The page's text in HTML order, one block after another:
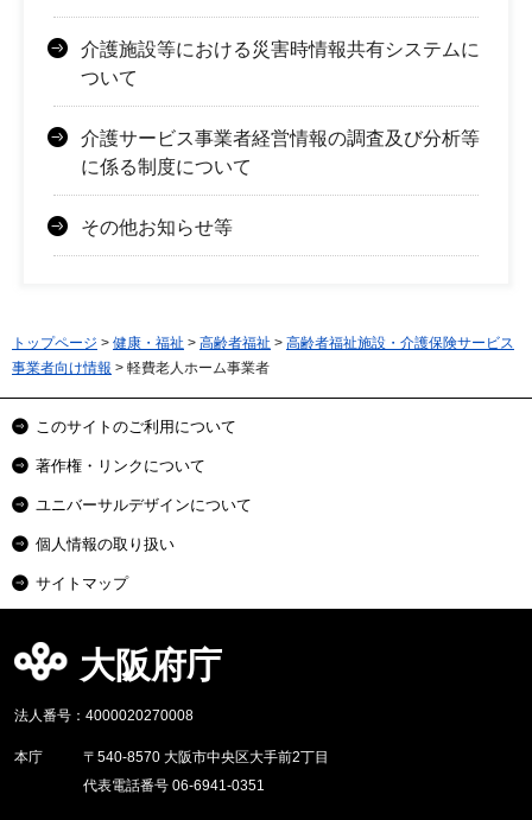
介護施設等における災害時情報共有システムに
ついて
介護サービス事業者経営情報の調査及び分析等
に係る制度について
その他お知らせ等
トップページ > 健康・福祉 > 高齢者福祉 > 高齢者福祉施設・介護保険サービス
事業者向け情報 > 軽費老人ホーム事業者
このサイトのご利用について
著作権・リンクについて
ユニバーサルデザインについて
個人情報の取り扱い
サイトマップ
大阪府庁
法人番号：4000020270008
本庁
〒540-8570 大阪市中央区大手前2丁目
代表電話番号 06-6941-0351